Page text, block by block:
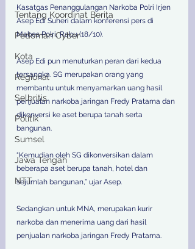
Tentang Koordinat Berita
Pedoman Cyber
Kota
Regional
Selbritis
Politik
Sumsel
Jawa Tengah
NTT
Kasatgas Penanggulangan Narkoba Polri Irjen
Asep Edi Suheri dalam konferensi pers di
Mabes Polri, Rabu (18/10).
Asep Edi pun menuturkan peran dari kedua
tersangka. SG merupakan orang yang
membantu untuk menyamarkan uang hasil
penjualan narkoba jaringan Fredy Pratama dan
dikonversi ke aset berupa tanah serta
bangunan.
“Kemudian oleh SG dikonversikan dalam
beberapa aset berupa tanah, hotel dan
sejumlah bangunan,” ujar Asep.
Sedangkan untuk MNA, merupakan kurir
narkoba dan menerima uang dari hasil
penjualan narkoba jaringan Fredy Pratama.